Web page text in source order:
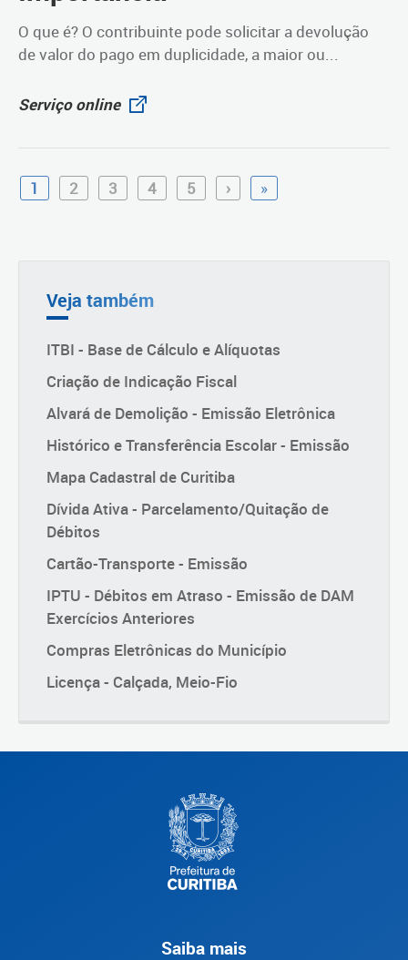
O que é? O contribuinte pode solicitar a devolução
de valor do pago em duplicidade, a maior ou...
Serviço online
1 2 3 4 5 › »
Veja também
ITBI - Base de Cálculo e Alíquotas
Criação de Indicação Fiscal
Alvará de Demolição - Emissão Eletrônica
Histórico e Transferência Escolar - Emissão
Mapa Cadastral de Curitiba
Dívida Ativa - Parcelamento/Quitação de
Débitos
Cartão-Transporte - Emissão
IPTU - Débitos em Atraso - Emissão de DAM
Exercícios Anteriores
Compras Eletrônicas do Município
Licença - Calçada, Meio-Fio
Saiba mais